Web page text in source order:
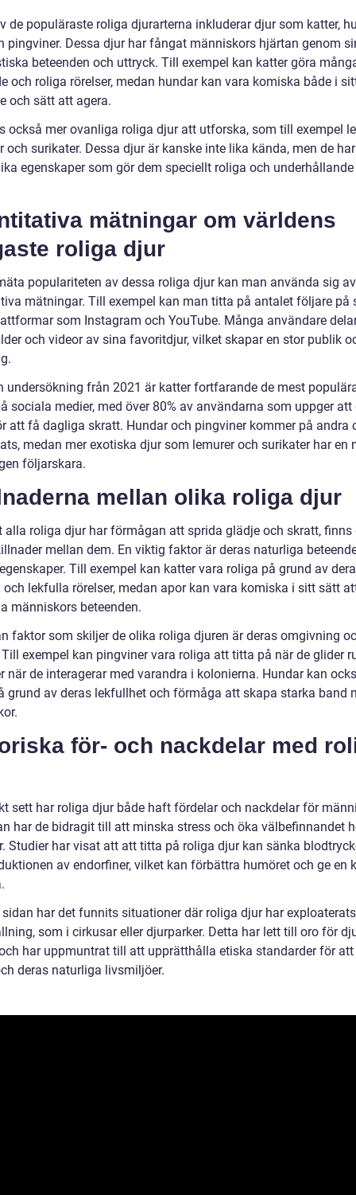
de populäraste roliga djurarterna inkluderar djur som katter,
pingviner. Dessa djur har fångat människors hjärtan genom
beteenden och uttryck. Till exempel kan katter göra
och roliga rörelser, medan hundar kan vara komiska både i
och sätt att agera.
också mer ovanliga roliga djur att utforska, som till exempel
och surikater. Dessa djur är kanske inte lika kända, men de
egenskaper som gör dem speciellt roliga och
mätningar om världens
roliga djur
populariteten av dessa roliga djur kan man använda sig
mätningar. Till exempel kan man titta på antalet följare på
som Instagram och YouTube. Många användare
och videor av sina favoritdjur, vilket skapar en stor publik
undersökning från 2021 är katter fortfarande de mest
sociala medier, med över 80% av användarna som uppger att
att få dagliga skratt. Hundar och pingviner kommer på andra
medan mer exotiska djur som lemurer och surikater har en
följarskara.
mellan olika roliga djur
alla roliga djur har förmågan att sprida glädje och skratt, finns
mellan dem. En viktig faktor är deras naturliga
Till exempel kan katter vara roliga på grund av
lekfulla rörelser, medan apor kan vara komiska i sitt sätt
människors beteenden.
faktor som skiljer de olika roliga djuren är deras omgivning
exempel kan pingviner vara roliga att titta på när de glider
när de interagerar med varandra i kolonierna. Hundar kan
grund av deras lekfullhet och förmåga att skapa starka band
för- och nackdelar med
sett har roliga djur både haft fördelar och nackdelar för
har de bidragit till att minska stress och öka välbefinnandet
Studier har visat att att titta på roliga djur kan sänka
av endorfiner, vilket kan förbättra humöret och ge en
sidan har det funnits situationer där roliga djur har
som i cirkusar eller djurparker. Detta har lett till oro för
har uppmuntrat till att upprätthålla etiska standarder för
deras naturliga livsmiljöer.